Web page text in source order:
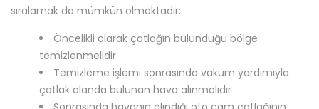
lambası kaldırılmalı ve çatlağın bulunduğu alan
Görüldüğü üzere oto cam çatlağı tamiri aşamaları
gündeme geldiği zaman karşımıza son derece hassas bir
süreç çıkar. Bu sürecin başarılı bir şekilde yönetilmesi için
çatlak tamirinde uzman olan bir firmanın tercih edilmesi